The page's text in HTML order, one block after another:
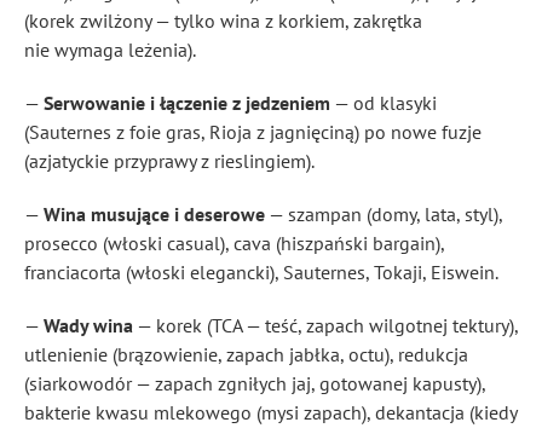
(korek zwilżony — tylko wina z korkiem, zakrętka
nie wymaga leżenia).
— Serwowanie i łączenie z jedzeniem — od klasyki
(Sauternes z foie gras, Rioja z jagnięciną) po nowe fuzje
(azjatyckie przyprawy z rieslingiem).
— Wina musujące i deserowe — szampan (domy, lata, styl),
prosecco (włoski casual), cava (hiszpański bargain),
franciacorta (włoski elegancki), Sauternes, Tokaji, Eiswein.
— Wady wina — korek (TCA — teść, zapach wilgotnej tektury),
utlenienie (brązowienie, zapach jabłka, octu), redukcja
(siarkowodór — zapach zgniłych jaj, gotowanej kapusty),
bakterie kwasu mlekowego (mysi zapach), dekantacja (kiedy